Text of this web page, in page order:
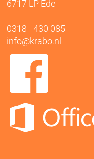
6717 LP Ede
0318 - 430 085
info@krabo.nl